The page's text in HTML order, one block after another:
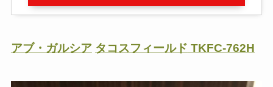
アブ・ガルシア タコスフィールド TKFC-762H